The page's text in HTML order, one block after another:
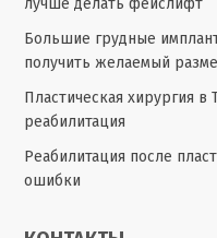
Большие грудные
получить желаемый
Пластическая хирургия в
реабилитация
Реабилитация после
ошибки